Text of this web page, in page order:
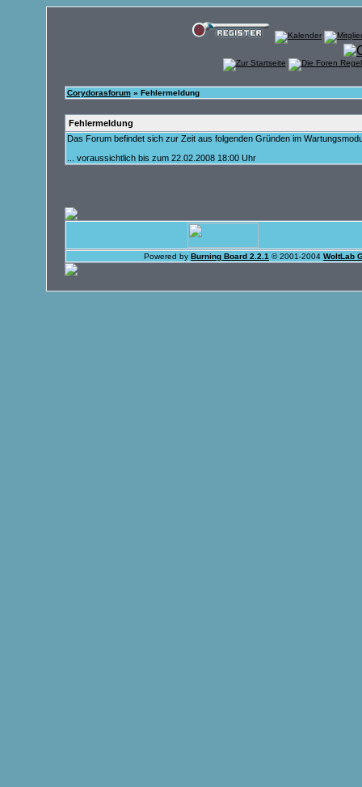
Corydorasforum» Fehlermeldung
Fehlermeldung
Das Forum befindet sich zur Zeit aus folgenden Gründen im
... voraussichtlich bis zum 22.02.2008 18:00 Uhr
Powered by Burning Board 2.2.1 © 2001-2004 WoltLab